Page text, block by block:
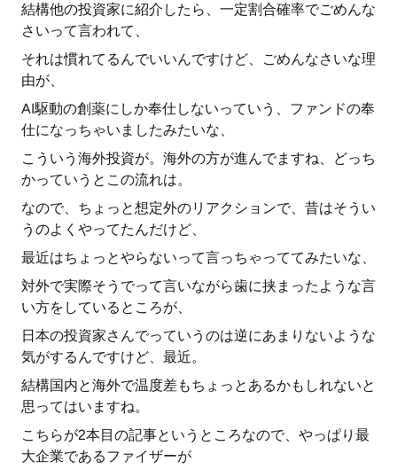
結構他の投資家に紹介したら、一定割合確率でごめんな
さいって言われて、
それは慣れてるんでいいんですけど、ごめんなさいな理
由が、
AI駆動の創薬にしか奉仕しないっていう、ファンドの奉
仕になっちゃいましたみたいな、
こういう海外投資が。海外の方が進んでますね、どっち
かっていうとこの流れは。
なので、ちょっと想定外のリアクションで、昔はそうい
うのよくやってたんだけど、
最近はちょっとやらないって言っちゃっててみたいな、
対外で実際そうでって言いながら歯に挟まったような言
い方をしているところが、
日本の投資家さんでっていうのは逆にあまりないような
気がするんですけど、最近。
結構国内と海外で温度差もちょっとあるかもしれないと
思ってはいますね。
こちらが2本目の記事というところなので、やっぱり最
大企業であるファイザーが